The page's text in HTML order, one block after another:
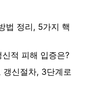
법 정리, 5가지 핵
적 피해 입증은?
갱신절차, 3단계로